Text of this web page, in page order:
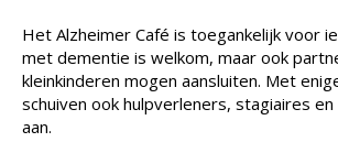
Het Alzheimer Café is toegankelijk voor
met dementie is welkom, maar ook
kleinkinderen mogen aansluiten. Met
schuiven ook hulpverleners, stagiaires
aan.